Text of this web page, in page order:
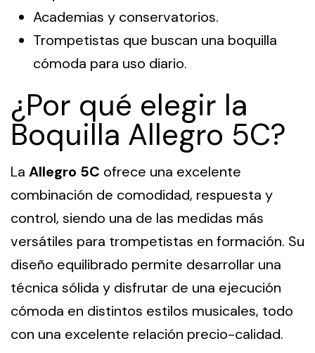
Academias y conservatorios.
Trompetistas que buscan una boquilla
cómoda para uso diario.
¿Por qué elegir la
Boquilla Allegro 5C?
La Allegro 5C ofrece una excelente
combinación de comodidad, respuesta y
control, siendo una de las medidas más
versátiles para trompetistas en formación. Su
diseño equilibrado permite desarrollar una
técnica sólida y disfrutar de una ejecución
cómoda en distintos estilos musicales, todo
con una excelente relación precio-calidad.